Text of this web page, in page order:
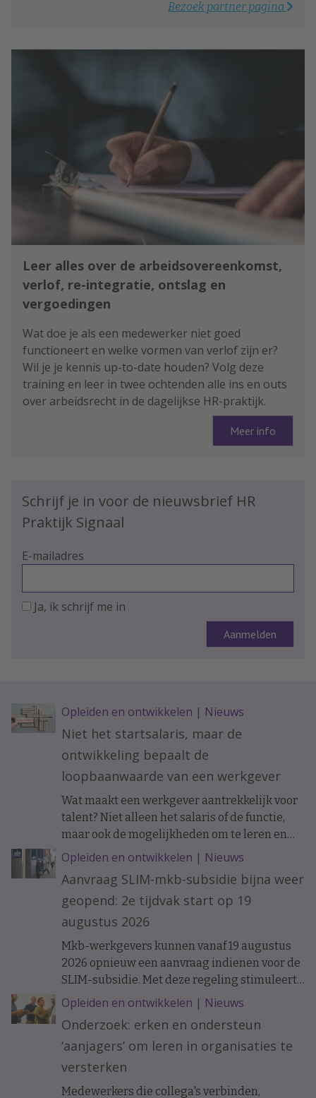
Bezoek partner pagina
Leer alles over de arbeidsovereenkomst,
verlof, re-integratie, ontslag en
vergoedingen
Wat doe je als een medewerker niet goed
functioneert en welke vormen van verlof zijn er?
Wil je je kennis up-to-date houden? Volg deze
training en leer in twee ochtenden alle ins en outs
over arbeidsrecht in de dagelijkse HR-praktijk.
Meer info
Schrijf je in voor de nieuwsbrief HR
Praktijk Signaal
E-mailadres
Ja, ik schrijf me in
Opleiden en ontwikkelen | Nieuws
Niet het startsalaris, maar de
ontwikkeling bepaalt de
loopbaanwaarde van een werkgever
Wat maakt een werkgever aantrekkelijk voor
talent? Niet alleen het salaris of de functie,
maar ook de mogelijkheden om te leren en
ervaring op te doen. Onderzoek naar de
loopbanen van werknemers laat zien dat de
ontwikkelkansen binnen een organisatie op
langere termijn verschil kunnen maken.
Opleiden en ontwikkelen | Nieuws
Aanvraag SLIM-mkb-subsidie bijna weer
geopend: 2e tijdvak start op 19
augustus 2026
Mkb-werkgevers kunnen vanaf 19 augustus
2026 opnieuw een aanvraag indienen voor de
SLIM-subsidie. Met deze regeling stimuleert
het ministerie van Sociale Zaken en
Werkgelegenheid leren en ontwikkelen
binnen organisaties.
Opleiden en ontwikkelen | Nieuws
Onderzoek: erken en ondersteun
‘aanjagers’ om leren in organisaties te
versterken
Medewerkers die collega's verbinden,